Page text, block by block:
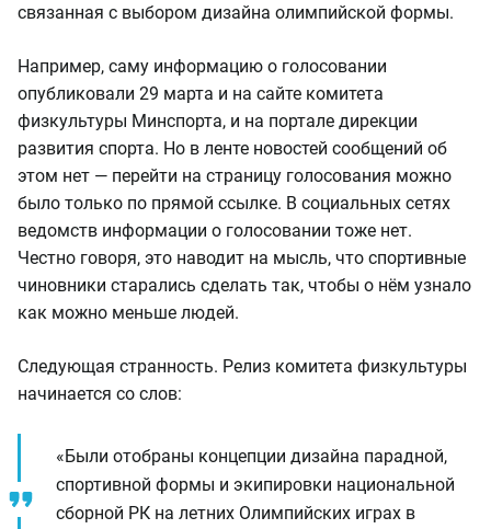
связанная с выбором дизайна олимпийской формы.
Например, саму информацию о голосовании
опубликовали 29 марта и на сайте комитета
физкультуры Минспорта, и на портале дирекции
развития спорта. Но в ленте новостей сообщений об
этом нет — перейти на страницу голосования можно
было только по прямой ссылке. В социальных сетях
ведомств информации о голосовании тоже нет.
Честно говоря, это наводит на мысль, что спортивные
чиновники старались сделать так, чтобы о нём узнало
как можно меньше людей.
Следующая странность. Релиз комитета физкультуры
начинается со слов:
«Были отобраны концепции дизайна парадной,
спортивной формы и экипировки национальной
сборной РК на летних Олимпийских играх в